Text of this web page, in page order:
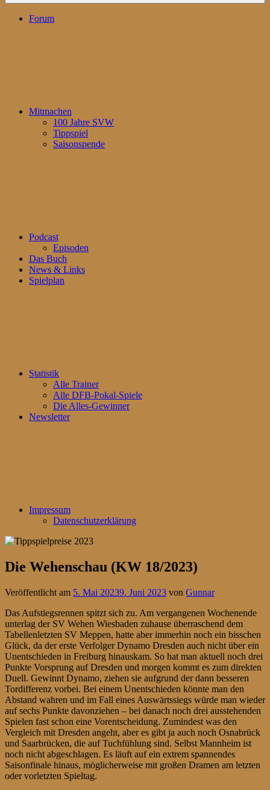
Forum
Mitmachen
100 Jahre SVW
Tippspiel
Saisonspende
Podcast
Episoden
Das Buch
News & Links
Spielplan
Statistik
Alle Trainer
Alle DFB-Pokal-Spiele
Die Alles-Gewinner
Newsletter
Impressum
Datenschutzerklärung
Die Wehenschau (KW 18/2023)
Veröffentlicht am 5. Mai 20239. Juni 2023 von Gunnar
Das Aufstiegsrennen spitzt sich zu. Am vergangenen Wochenende
unterlag der SV Wehen Wiesbaden zuhause überraschend dem
Tabellenletzten SV Meppen, hatte aber immerhin noch ein bisschen
Glück, da der erste Verfolger Dynamo Dresden auch nicht über ein
Unentschieden in Freiburg hinauskam. So hat man aktuell noch drei
Punkte Vorsprung auf Dresden und morgen kommt es zum direkten
Duell. Gewinnt Dynamo, ziehen sie aufgrund der dann besseren
Tordifferenz vorbei. Bei einem Unentschieden könnte man den
Abstand wahren und im Fall eines Auswärtssiegs würde man wieder
auf sechs Punkte davonziehen – bei danach noch drei ausstehenden
Spielen fast schon eine Vorentscheidung. Zumindest was den
Vergleich mit Dresden angeht, aber es gibt ja auch noch Osnabrück
und Saarbrücken, die auf Tuchfühlung sind. Selbst Mannheim ist
noch nicht abgeschlagen. Es läuft auf ein extrem spannendes
Saisonfinale hinaus, möglicherweise mit großen Dramen am letzten
oder vorletzten Spieltag.